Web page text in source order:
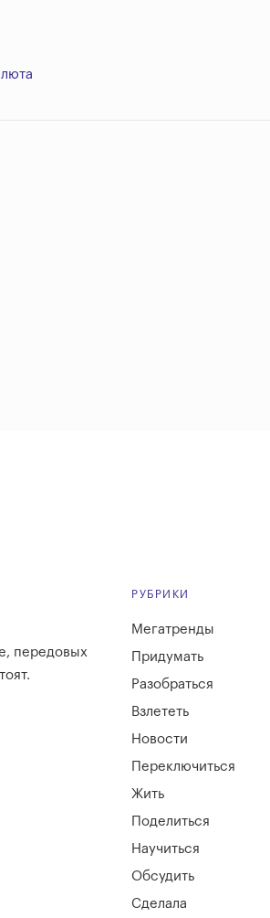
передовых
РУБРИКИ
Мегатренды
Придумать
Разобраться
Взлететь
Новости
Переключиться
Жить
Поделиться
Научиться
Обсудить
Сделала